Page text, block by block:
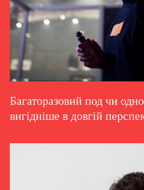
Багаторазовий под чи
вигідніше в довгій